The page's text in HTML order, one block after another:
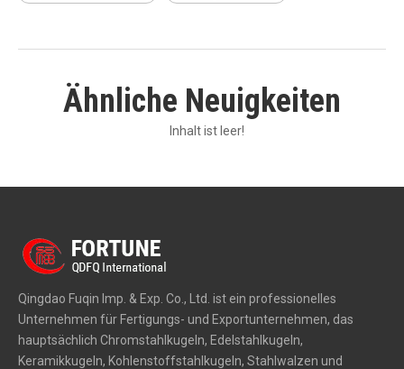
Ähnliche Neuigkeiten
Inhalt ist leer!
Qingdao Fuqin Imp. & Exp. Co., Ltd. ist ein professionelles
Unternehmen für Fertigungs- und Exportunternehmen, das
hauptsächlich Chromstahlkugeln, Edelstahlkugeln,
Keramikkugeln, Kohlenstoffstahlkugeln, Stahlwalzen und